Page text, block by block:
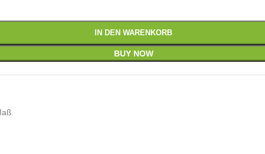
IN DEN WARENKORB
BUY NOW